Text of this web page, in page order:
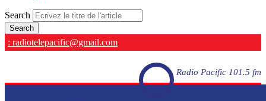
Search
: radiotelepacific@gmail.com
Radio Pacific 101.5 fm